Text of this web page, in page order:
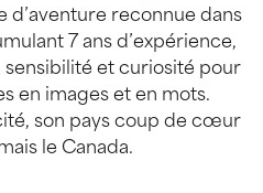
reconnue dans
7 ans d’expérience,
sensibilité et curiosité pour
en images et en mots.
son pays coup de cœur
le Canada.